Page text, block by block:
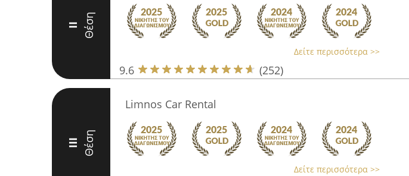
II Θέση
Δείτε περισσότερα >>
9.6 (252)
III Θέση
Limnos Car Rental
Δείτε περισσότερα >>